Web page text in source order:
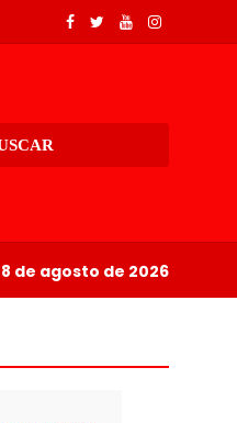
de agosto de 2026